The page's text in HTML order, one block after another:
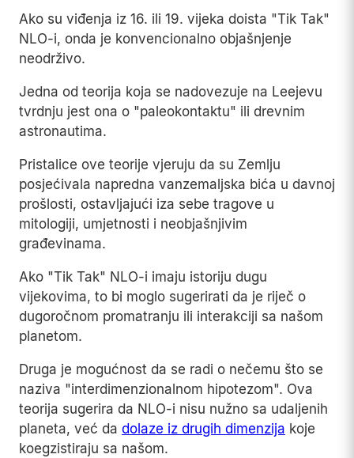
Ako su viđenja iz 16. ili 19. vijeka doista "Tik Tak"
NLO-i, onda je konvencionalno objašnjenje
neodrživo.
Jedna od teorija koja se nadovezuje na Leejevu
tvrdnju jest ona o "paleokontaktu" ili drevnim
astronautima.
Pristalice ove teorije vjeruju da su Zemlju
posjećivala napredna vanzemaljska bića u davnoj
prošlosti, ostavljajući iza sebe tragove u
mitologiji, umjetnosti i neobjašnjivim
građevinama.
Ako "Tik Tak" NLO-i imaju istoriju dugu
vijekovima, to bi moglo sugerirati da je riječ o
dugoročnom promatranju ili interakciji sa našom
planetom.
Druga je mogućnost da se radi o nečemu što se
naziva "interdimenzionalnom hipotezom". Ova
teorija sugerira da NLO-i nisu nužno sa udaljenih
planeta, već da dolaze iz drugih dimenzija koje
koegzistiraju sa našom.